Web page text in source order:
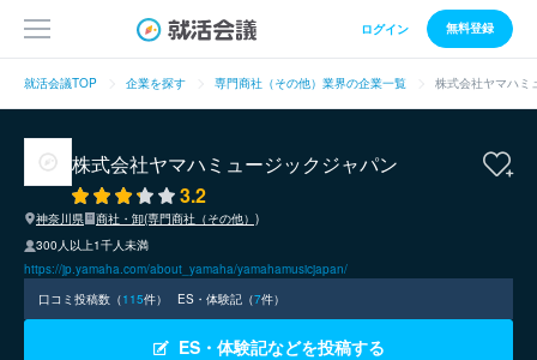
ログイン 無料登録
就活会議TOP 企業を探す 専門商社（その他）業界の企業一覧 株式会社ヤマハミ
株式会社ヤマハミュージックジャパン
3.2
神奈川県
商社・卸(専門商社（その他）)
300人以上1千人未満
https://jp.yamaha.com/about_yamaha/yamahamusicjapan/
口コミ投稿数（115件） ES・体験記（7件）
ES・体験記などを投稿する